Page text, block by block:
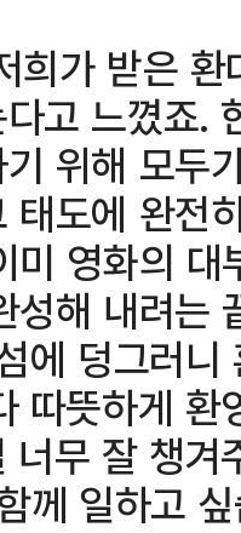
희가 받은
고 느꼈죠.
위해 모두
태도에 완전
미 영화의
성해 내려는
에 덩그러
따뜻하게
너무 잘 챙
께 일하고